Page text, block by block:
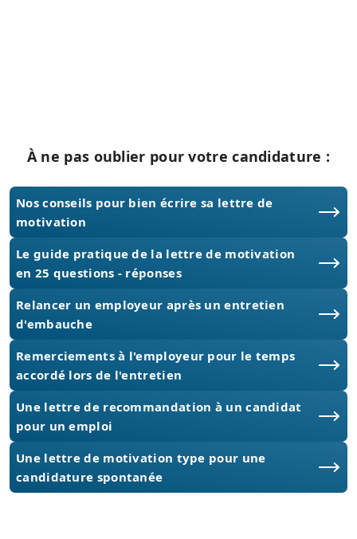
À ne pas oublier pour votre candidature :
Nos conseils pour bien écrire sa lettre de
motivation
Le guide pratique de la lettre de motivation
en 25 questions - réponses
Relancer un employeur après un entretien
d'embauche
Remerciements à l'employeur pour le temps
accordé lors de l'entretien
Une lettre de recommandation à un candidat
pour un emploi
Une lettre de motivation type pour une
candidature spontanée